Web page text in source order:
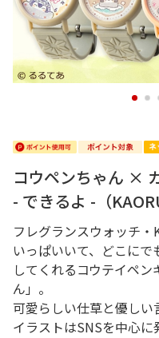
1 2
コウペンちゃん ×
- できるよ -（
フレグランスウォッチ・
いっぱいいて、どこに
してくれるコウテイペ
ん」。
可愛らしい仕草と優し
イラストはSNSを中心